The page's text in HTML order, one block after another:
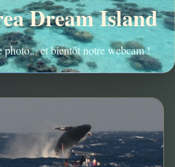
Dream Island
photo... et bientôt notre webcam !